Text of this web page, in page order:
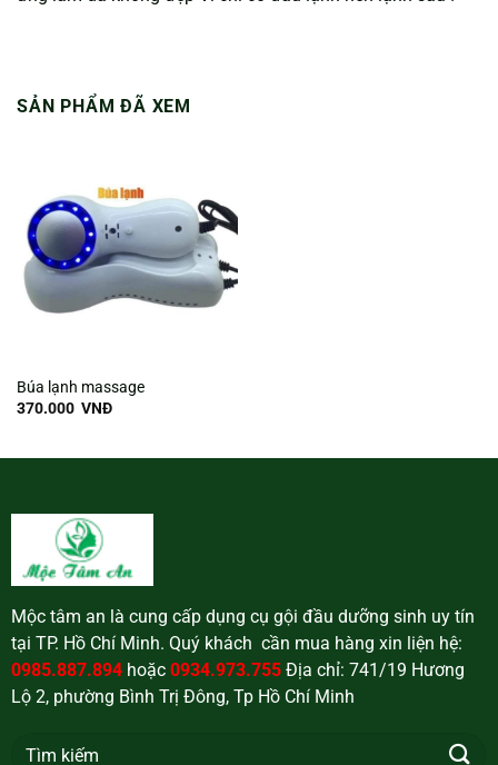
SẢN PHẨM ĐÃ XEM
Búa lạnh massage
370.000 VNĐ
Mộc tâm an là cung cấp dụng cụ gội đầu dưỡng sinh uy tín
tại TP. Hồ Chí Minh. Quý khách cần mua hàng xin liện hệ:
0985.887.894hoặc 0934.973.755Địa chỉ: 741/19 Hương
Lộ 2, phường Bình Trị Đông, Tp Hồ Chí Minh
Tìm